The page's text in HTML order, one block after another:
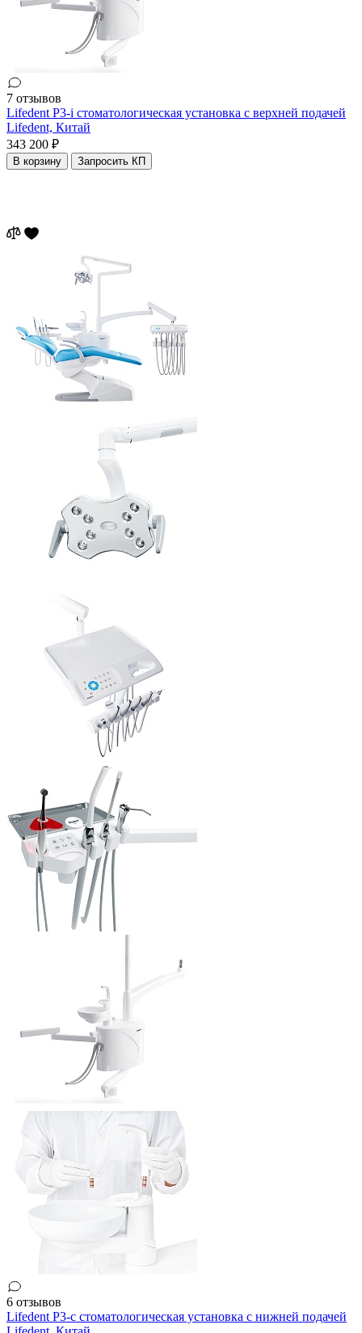
7 отзывов
Lifedent P3-i стоматологическая установка с верхней подачей
Lifedent, Китай
343 200 ₽
В корзину Запросить КП
6 отзывов
Lifedent P3-c стоматологическая установка с нижней подачей